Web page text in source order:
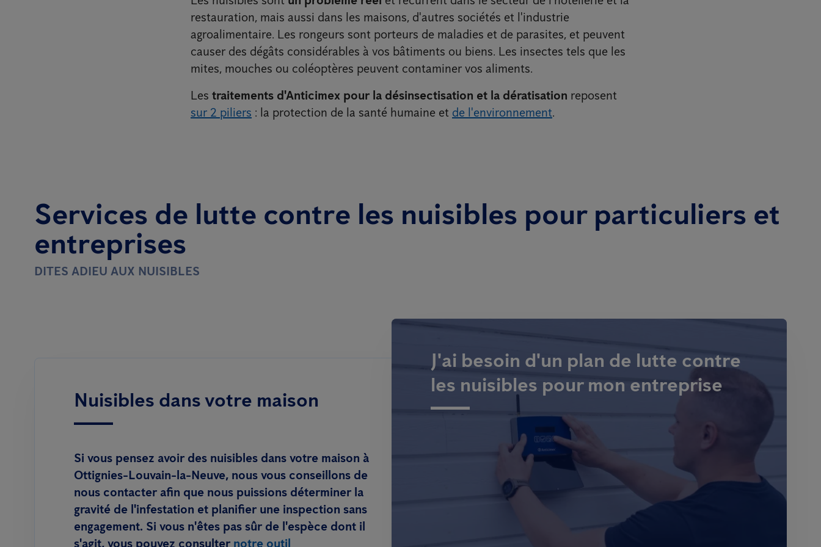
restauration, mais aussi dans les maisons, d'autres sociétés et l'industrie
agroalimentaire. Les rongeurs sont porteurs de maladies et de parasites, et peuvent
causer des dégâts considérables à vos bâtiments ou biens. Les insectes tels que les
mites, mouches ou coléoptères peuvent contaminer vos aliments.
Les traitements d'Anticimex pour la désinsectisation et la dératisation reposent
sur 2 piliers : la protection de la santé humaine et de l'environnement.
Services de lutte contre les nuisibles pour particuliers et
entreprises
DITES ADIEU AUX NUISIBLES
Nuisibles dans votre maison
Si vous pensez avoir des nuisibles dans votre maison à
Ottignies-Louvain-la-Neuve, nous vous conseillons de
nous contacter afin que nous puissions déterminer la
gravité de l'infestation et planifier une inspection sans
engagement. Si vous n'êtes pas sûr de l'espèce dont il
s'agit, vous pouvez consulter notre outil
J'ai besoin d'un plan de lutte contre
les nuisibles pour mon entreprise